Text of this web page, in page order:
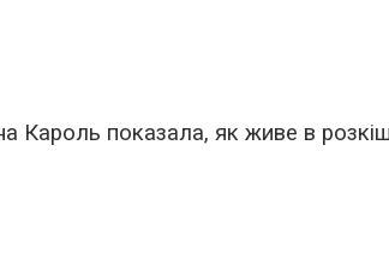
Кароль показала, як живе в